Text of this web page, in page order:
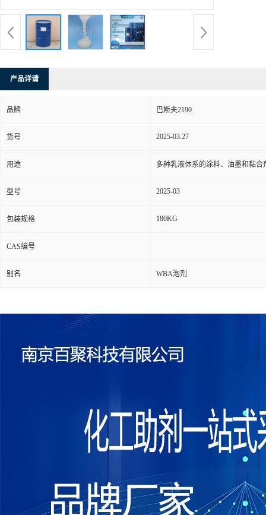
产品详请
品牌 巴斯夫2190
货号 2025-03.27
用途 多种乳液体系的涂料、油墨和黏合
型号 2025-03
包装规格 180KG
CAS编号
别名 WBA泡剂